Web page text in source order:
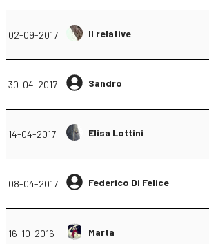
02-09-2017 Il relative
30-04-2017 Sandro
14-04-2017 Elisa Lottini
08-04-2017 Federico Di Felice
16-10-2016 Marta